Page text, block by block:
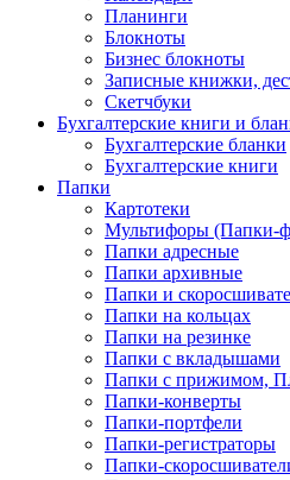
Планинги
Блокноты
Бизнес блокноты
Записные книжки,
Скетчбуки
Бухгалтерские книги и
Бухгалтерские бланки
Бухгалтерские книги
Папки
Картотеки
Мультифоры (Папки-
Папки адресные
Папки архивные
Папки и
Папки на кольцах
Папки на резинке
Папки с вкладышами
Папки с прижимом,
Папки-конверты
Папки-портфели
Папки-регистраторы
Папки-